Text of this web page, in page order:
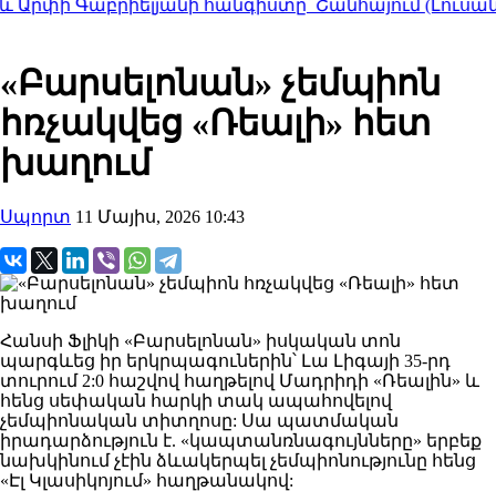
Գաբրիելյանի հանգիստը՝ Շանհայում
«Բարսելոնան» չեմպիոն
հռչակվեց «Ռեալի» հետ
խաղում
Սպորտ 11 Մայիս, 2026 10:43
Հանսի Ֆլիկի «Բարսելոնան» իսկական տոն
պարգևեց իր երկրպագուներին՝ Լա Լիգայի 35-րդ
տուրում 2:0 հաշվով հաղթելով Մադրիդի «Ռեալին» և
հենց սեփական հարկի տակ ապահովելով
չեմպիոնական տիտղոսը: Սա պատմական
իրադարձություն է. «կապտանռնագույնները» երբեք
նախկինում չէին ձևակերպել չեմպիոնությունը հենց
«Էլ Կլասիկոյում» հաղթանակով: